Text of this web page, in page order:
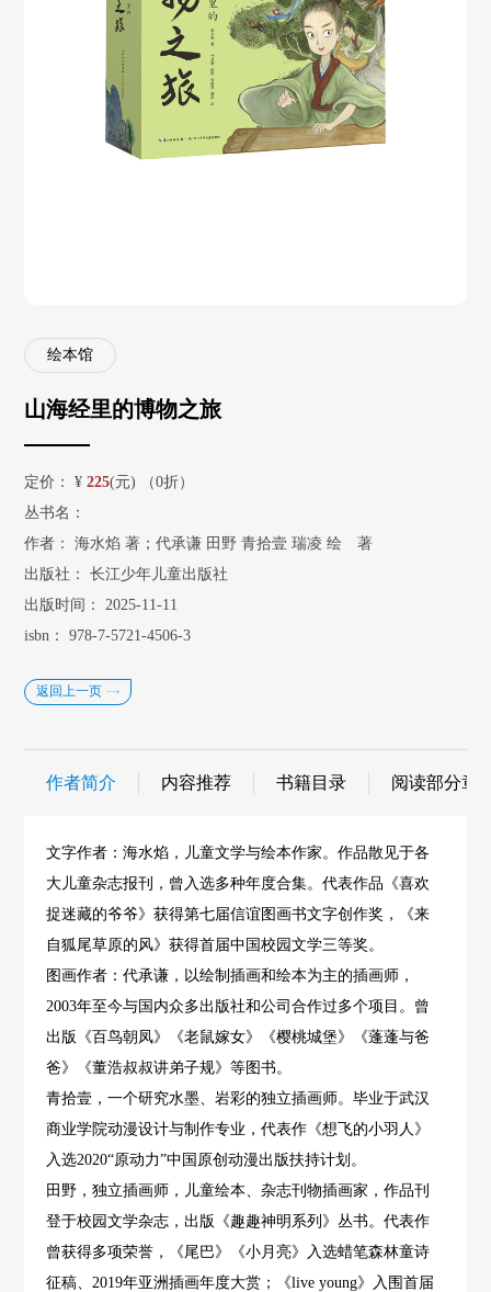
绘本馆
山海经里的博物之旅
定价： ¥225(元) （0折）
丛书名：
作者：
海水焰 著；代承谦 田野 青拾壹 瑞凌 绘 著
出版社：
长江少年儿童出版社
出版时间：
2025-11-11
isbn：
978-7-5721-4506-3
返回上一页
作者简介 内容推荐 书籍目录 阅读部分章
文字作者：海水焰，儿童文学与绘本作家。作品散见于各
大儿童杂志报刊，曾入选多种年度合集。代表作品《喜欢
捉迷藏的爷爷》获得第七届信谊图画书文字创作奖，《来
自狐尾草原的风》获得首届中国校园文学三等奖。
图画作者：代承谦，以绘制插画和绘本为主的插画师，
2003年至今与国内众多出版社和公司合作过多个项目。曾
出版《百鸟朝凤》《老鼠嫁女》《樱桃城堡》《蓬蓬与爸
爸》《董浩叔叔讲弟子规》等图书。
青拾壹，一个研究水墨、岩彩的独立插画师。毕业于武汉
商业学院动漫设计与制作专业，代表作《想飞的小羽人》
入选2020“原动力”中国原创动漫出版扶持计划。
田野，独立插画师，儿童绘本、杂志刊物插画家，作品刊
登于校园文学杂志，出版《趣趣神明系列》丛书。代表作
曾获得多项荣誉，《尾巴》《小月亮》入选蜡笔森林童诗
征稿、2019年亚洲插画年度大赏；《live young》入围首届